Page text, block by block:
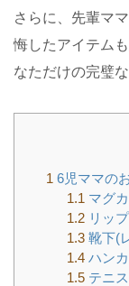
さらに、先輩マ
悔したアイテム
なただけの完璧
1 6児ママの
1.1 マグ
1.2リッ
1.3靴下(
1.4ハン
1.5テニ